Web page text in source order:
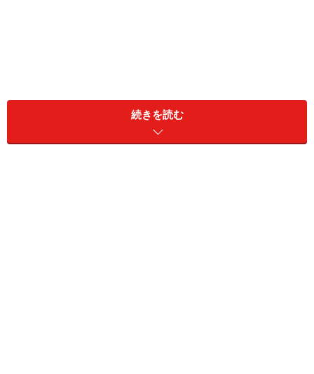
続きを読む